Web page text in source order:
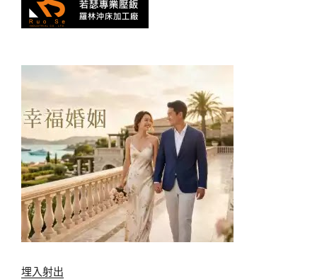
埋入射出